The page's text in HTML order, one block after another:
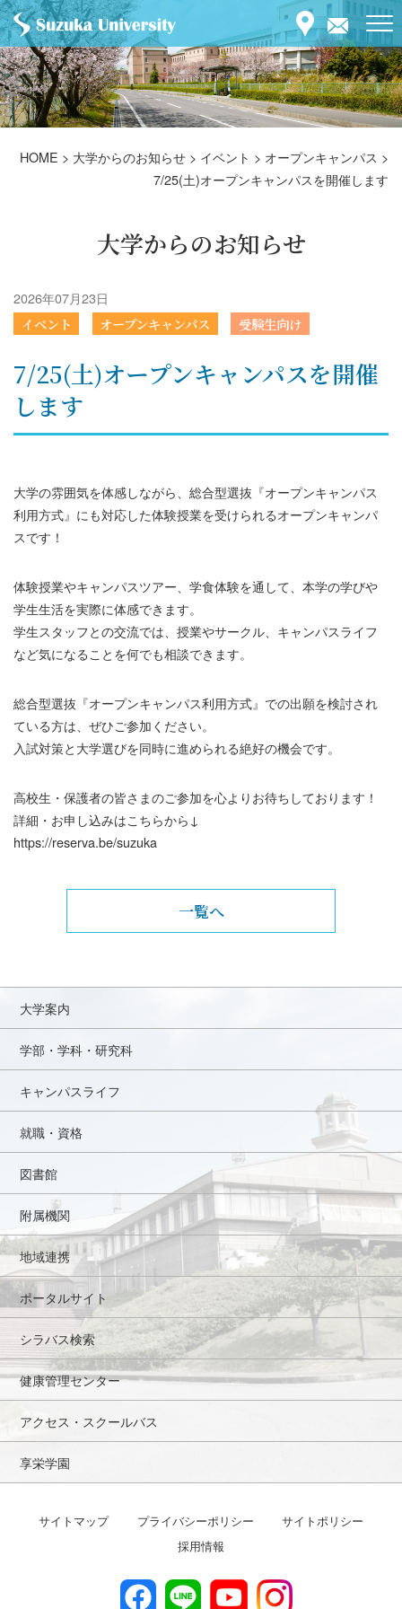
HOME > 大学からのお知らせ > イベント > オープンキャンパス >
7/25(土)オープンキャンパスを開催します
大学からのお知らせ
2026年07月23日
イベント
オープンキャンパス 受験生向け
7/25(土)オープンキャンパスを開催
します
大学の雰囲気を体感しながら、総合型選抜『オープンキャンパス
利用方式』にも対応した体験授業を受けられるオープンキャンパ
スです！
体験授業やキャンパスツアー、学食体験を通して、本学の学びや
学生生活を実際に体感できます。
学生スタッフとの交流では、授業やサークル、キャンパスライフ
など気になることを何でも相談できます。
総合型選抜『オープンキャンパス利用方式』での出願を検討され
ている方は、ぜひご参加ください。
入試対策と大学選びを同時に進められる絶好の機会です。
高校生・保護者の皆さまのご参加を心よりお待ちしております！
詳細・お申し込みはこちらから↓
https://reserva.be/suzuka
一覧へ
大学案内
学部・学科・研究科
キャンパスライフ
就職・資格
図書館
附属機関
地域連携
ポータルサイト
シラバス検索
健康管理センター
アクセス・スクールバス
享栄学園
サイトマップ プライバシーポリシー
サイトポリシー
採用情報